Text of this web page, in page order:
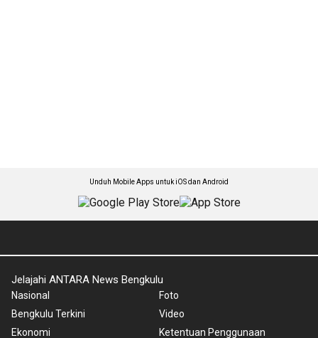
Unduh Mobile Apps untuk iOS dan Android
Jelajahi ANTARA News Bengkulu
Nasional
Bengkulu Terkini
Ekonomi
Foto
Video
Ketentuan Penggunaan